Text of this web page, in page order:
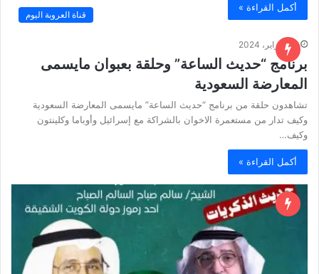
أكمل القراءة »
قناة العروبة اليوم
14 فبراير، 2024
برنامج “حديث الساعة” وحلقة بعبوان مايسمى
المعارضة السعودية
تشاهدون حلقة من برنامج “حديث الساعة” مايسمى المعارضة السعودية
وكيف تدار من مستعمرة الاخوان بالشراكة مع إسرائيل وأوباما وكلينتون
وكيف…
أكمل القراءة »